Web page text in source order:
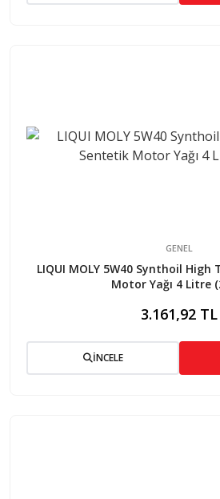
GENEL
LIQUI MOLY 5W40 Synthoil
Motor Yağı 4 Litre
3.161,92 TL
İNCELE